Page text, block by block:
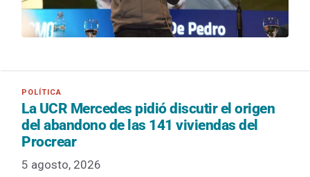
La UCR Mercedes pidió discutir el origen
del abandono de las 141 viviendas del
Procrear
5 agosto, 2026